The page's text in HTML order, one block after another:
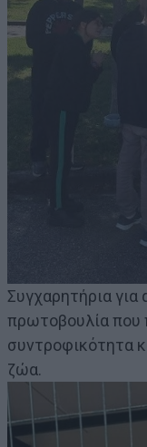
Συγχαρητήρια για
πρωτοβουλία που
συντροφικότητα
ζώα.